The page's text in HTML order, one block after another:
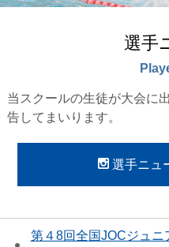
選手
当スクールの生徒が大会に
告してまいります。
選手ニュ
第４8回全国JOCジュ